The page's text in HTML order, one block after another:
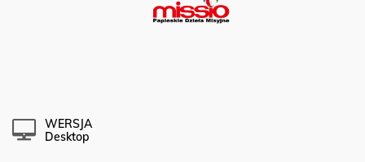
WERSJA
Desktop